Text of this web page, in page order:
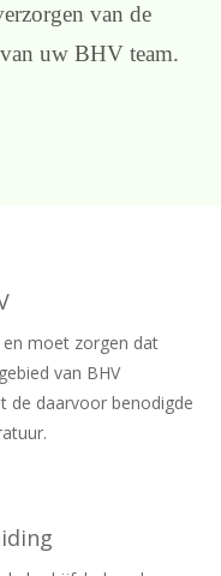
van de
uw BHV team.
moet zorgen dat
van BHV
de daarvoor benodigde